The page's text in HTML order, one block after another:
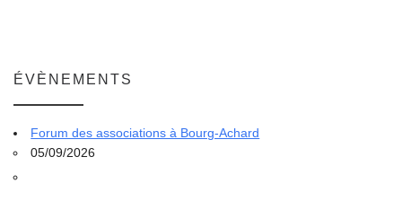
ÉVÈNEMENTS
Forum des associations à Bourg-Achard
05/09/2026